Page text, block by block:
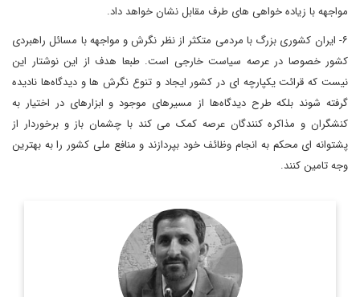
مواجهه با زیاده خواهی های طرف مقابل نشان خواهد داد.
۶- ایران کشوری بزرگ با مردمی متکثر از نظر نگرش و مواجهه با مسائل راهبردی
کشور خصوصا در عرصه سیاست خارجی است. طبعا هدف از این نوشتار این
نیست که قرائت یکپارچه ای در کشور ایجاد و تنوع نگرش ها و دیدگاه‌ها نادیده
گرفته شوند بلکه طرح دیدگاه‌ها از مسیرهای موجود و ابزارهای در اختیار به
کنشگران و مذاکره کنندگان عرصه کمک می کند با چشمان باز و برخوردار از
پشتوانه ای محکم به انجام وظائف خود بپردازند و منافع ملی کشور را به بهترین
وجه تامین کنند.
کارشناس و تحلیل گر ارشد مسائل سیاسی و بین المللی.
اطلاعات بیشتر